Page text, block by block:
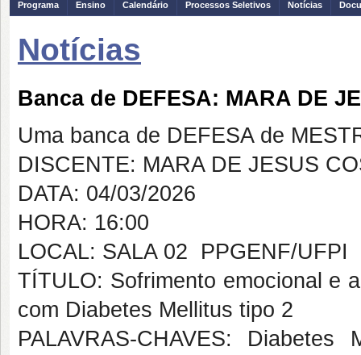
Programa Ensino Calendário Processos Seletivos Notícias
Notícias
Banca de DEFESA: MARA DE
Uma banca de DEFESA de
DISCENTE: MARA DE JESUS
DATA: 04/03/2026
HORA: 16:00
LOCAL: SALA 02  PPGENF/UFPI
TÍTULO: Sofrimento emocional e
com Diabetes Mellitus tipo 2
PALAVRAS-CHAVES: Diabetes